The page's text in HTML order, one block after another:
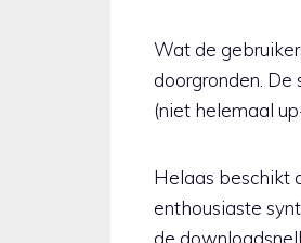
Wat de
doorgronden.
(niet helemaal
Helaas beschikt
enthousiaste